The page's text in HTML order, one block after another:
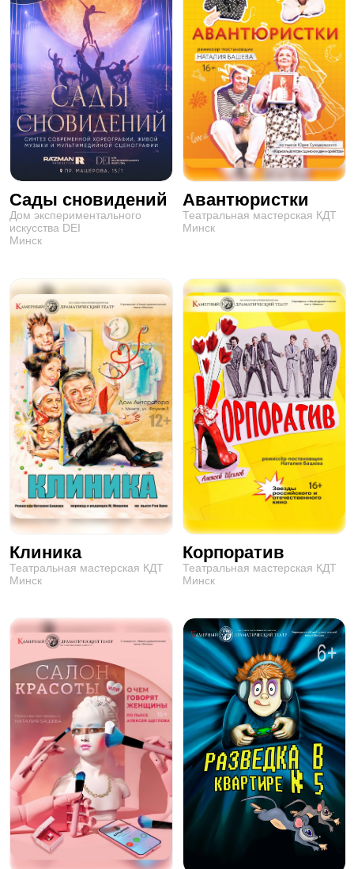
Сады сновидений
Дом экспериментального
искусства DEI
Минск
Авантюристки
Театральная мастерская КДТ
Минск
Клиника
Театральная мастерская КДТ
Минск
Корпоратив
Театральная мастерская КДТ
Минск